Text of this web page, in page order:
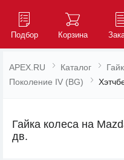
Подбор Корзина
APEX.RU Каталог
Поколение IV (BG)
Гайка колеса на
дв.